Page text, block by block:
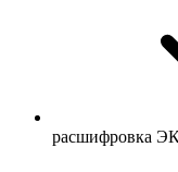
расшифровка